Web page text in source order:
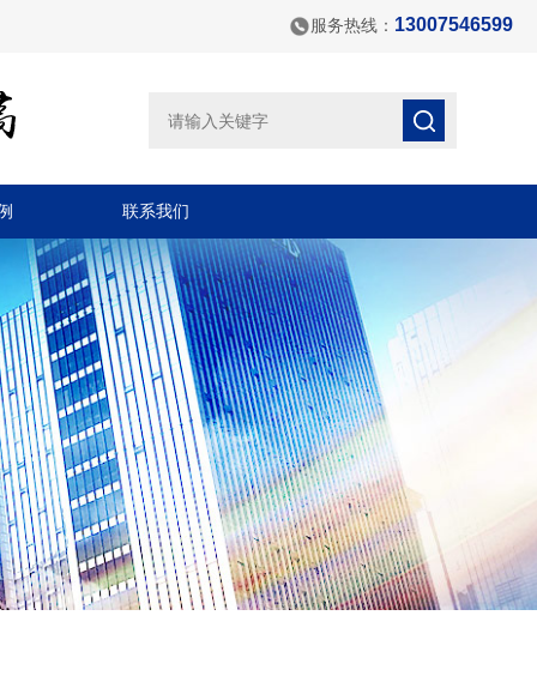
服务热线： 13007546599
联系我们